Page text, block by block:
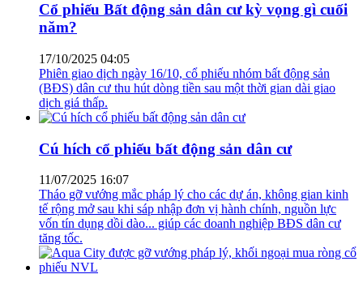
Cổ phiếu Bất động sản dân cư kỳ vọng gì cuối
năm?
17/10/2025 04:05
Phiên giao dịch ngày 16/10, cổ phiếu nhóm bất động sản
(BĐS) dân cư thu hút dòng tiền sau một thời gian dài giao
dịch giá thấp.
Cú hích cổ phiếu bất động sản dân cư
11/07/2025 16:07
Tháo gỡ vướng mắc pháp lý cho các dự án, không gian kinh
tế rộng mở sau khi sáp nhập đơn vị hành chính, nguồn lực
vốn tín dụng dồi dào... giúp các doanh nghiệp BĐS dân cư
tăng tốc.